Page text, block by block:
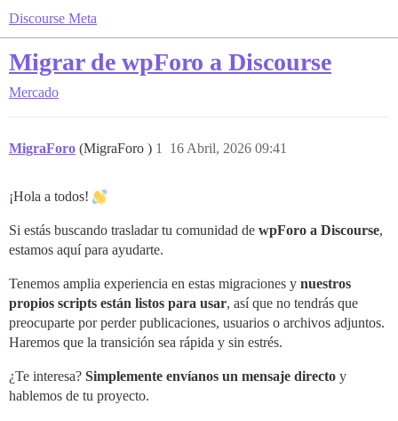
Discourse Meta
Migrar de wpForo a Discourse
Mercado
MigraForo (MigraForo ) 16 Abril, 2026 09:41
1
¡Hola a todos!
Si estás buscando trasladar tu comunidad de wpForo a Discourse,
estamos aquí para ayudarte.
Tenemos amplia experiencia en estas migraciones y nuestros
propios scripts están listos para usar, así que no tendrás que
preocuparte por perder publicaciones, usuarios o archivos adjuntos.
Haremos que la transición sea rápida y sin estrés.
¿Te interesa? Simplemente envíanos un mensaje directo y
hablemos de tu proyecto.